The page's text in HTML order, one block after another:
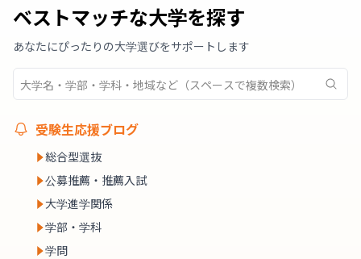
ベストマッチな大学を探す
あなたにぴったりの大学選びをサポートします
受験生応援ブログ
総合型選抜
公募推薦・推薦入試
大学進学関係
学部・学科
学問